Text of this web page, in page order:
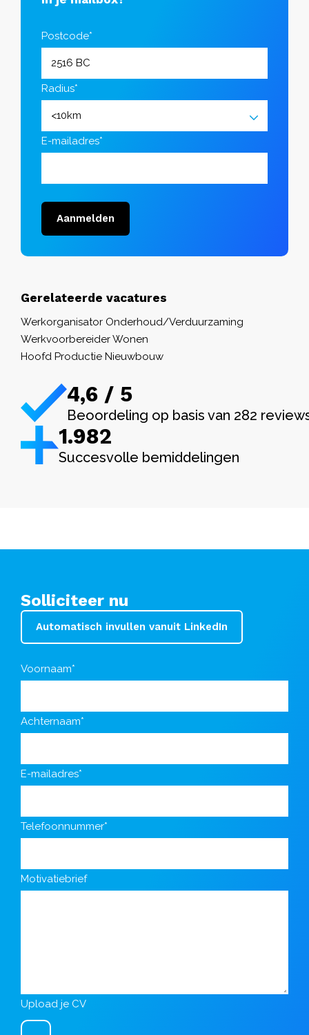
Postcode*
Radius*
E-mailadres*
Aanmelden
Gerelateerde vacatures
Werkorganisator Onderhoud/Verduurzaming
Werkvoorbereider Wonen
Hoofd Productie Nieuwbouw
4,6 / 5
Beoordeling op basis van 282
1.982
Succesvolle bemiddelingen
Solliciteer nu
Automatisch invullen vanuit LinkedIn
Voornaam*
Achternaam*
E-mailadres*
Telefoonnummer*
Motivatiebrief
Upload je CV